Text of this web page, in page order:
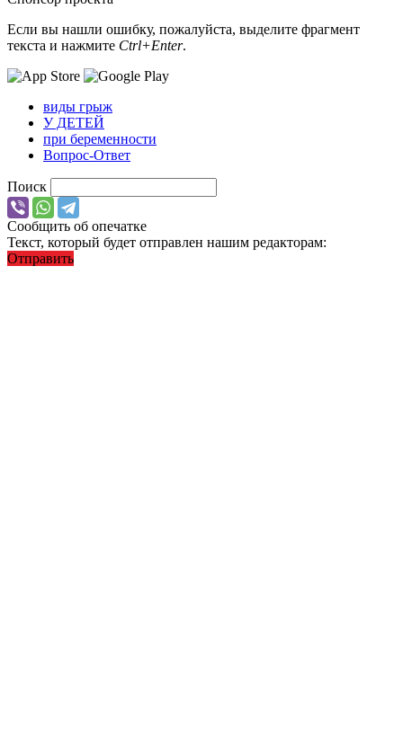
Если вы нашли ошибку, пожалуйста, выделите фрагмент
текста и нажмите Ctrl+Enter.
виды грыж
У ДЕТЕЙ
при беременности
Вопрос-Ответ
Поиск
Сообщить об опечатке
Текст, который будет отправлен нашим редакторам:
Отправить